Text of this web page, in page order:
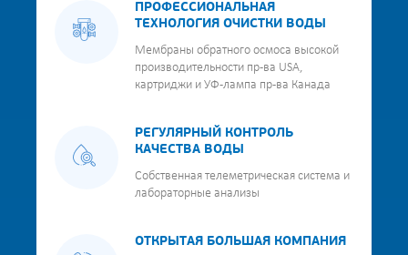
ПРОФЕССИОНАЛЬНАЯ
ТЕХНОЛОГИЯ ОЧИСТКИ ВОДЫ
Мембраны обратного осмоса высокой
производительности пр-ва USA,
картриджи и УФ-лампа пр-ва Канада
РЕГУЛЯРНЫЙ КОНТРОЛЬ
КАЧЕСТВА ВОДЫ
Собственная телеметрическая система и
лабораторные анализы
ОТКРЫТАЯ БОЛЬШАЯ КОМПАНИЯ